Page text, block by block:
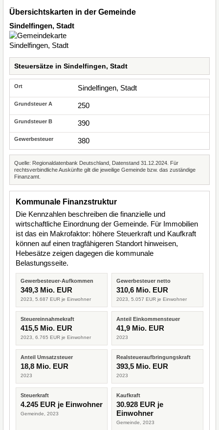
Übersichtskarten in der Gemeinde
Sindelfingen, Stadt
Steuersätze in Sindelfingen, Stadt
Sindelfingen, Stadt
250
390
380
Quelle: Regionaldatenbank Deutschland, Datenstand 31.12.2024. Für
rechtsverbindliche Auskünfte gilt die jeweilige Gemeinde bzw. das zuständige
Finanzamt.
Kommunale Finanzstruktur
Die Kennzahlen beschreiben die finanzielle und
wirtschaftliche Einordnung der Gemeinde. Für Immobilien
ist das ein Makrofaktor: höhere Steuerkraft und Kaufkraft
können auf einen tragfähigeren Standort hinweisen,
Hebesätze zeigen dagegen die kommunale
Belastungsseite.
Gewerbesteuer-Aufkommen
349,3 Mio. EUR
2023, 5.687 EUR je Einwohner
Gewerbesteuer netto
310,6 Mio. EUR
2023, 5.057 EUR je Einwohner
Steuereinnahmekraft
415,5 Mio. EUR
2023, 6.765 EUR je Einwohner
Anteil Einkommensteuer
41,9 Mio. EUR
2023
Anteil Umsatzsteuer
18,8 Mio. EUR
2023
Realsteueraufbringungskraft
393,5 Mio. EUR
2023
Steuerkraft
4.245 EUR je Einwohner
Gemeinde, 2023
Kaufkraft
30.928 EUR je
Einwohner
Gemeinde, 2023